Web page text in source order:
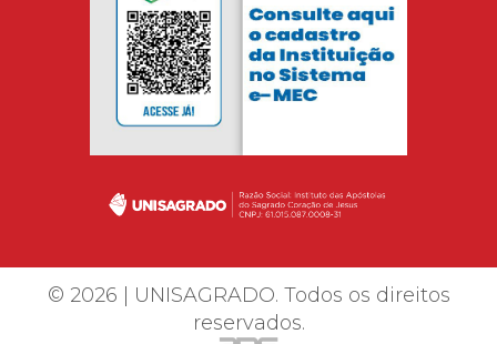
© 2026 | UNISAGRADO. Todos os direitos
reservados.